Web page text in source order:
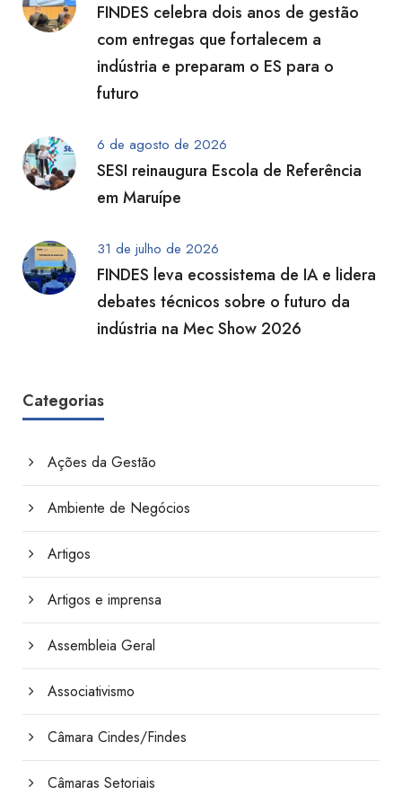
FINDES celebra dois anos de gestão
com entregas que fortalecem a
indústria e preparam o ES para o
futuro
6 de agosto de 2026
SESI reinaugura Escola de Referência
em Maruípe
31 de julho de 2026
FINDES leva ecossistema de IA e lidera
debates técnicos sobre o futuro da
indústria na Mec Show 2026
Categorias
Ações da Gestão
Ambiente de Negócios
Artigos
Artigos e imprensa
Assembleia Geral
Associativismo
Câmara Cindes/Findes
Câmaras Setoriais